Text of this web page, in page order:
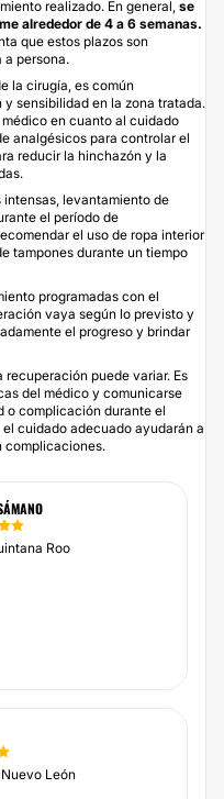
realizado. En general, se
alrededor de 4 a 6 semanas.
que estos plazos son
persona.
la cirugía, es común
sensibilidad en la zona tratada.
en cuanto al cuidado
analgésicos para controlar el
reducir la hinchazón y la
levantamiento de
el período de
el uso de ropa interior
tampones durante un tiempo
programadas con el
vaya según lo previsto y
el progreso y brindar
puede variar. Es
del médico y comunicarse
o complicación durante el
cuidado adecuado ayudarán a
complicaciones.
Roo
León